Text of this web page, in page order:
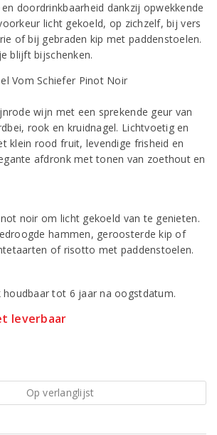
doordrinkbaarheid dankzij opwekkende
licht gekoeld, op zichzelf, bij vers
of bij gebraden kip met paddenstoelen.
blijft bijschenken.
wijn met een sprekende geur van
rook en kruidnagel. Lichtvoetig en
klein rood fruit, levendige frisheid en
afdronk met tonen van zoethout en
noir om licht gekoeld van te genieten.
hammen, geroosterde kip of
of risotto met paddenstoelen.
houdbaar tot 6 jaar na oogstdatum.
leverbaar
Op verlanglijst